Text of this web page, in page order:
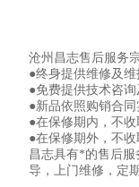
沧州昌志售后服务
●终身提供维修及
●免费提供技术咨
●新品依照购销合
●在保修期内，不
●在保修期外，不
昌志具有*的售后
导，上门维修，定